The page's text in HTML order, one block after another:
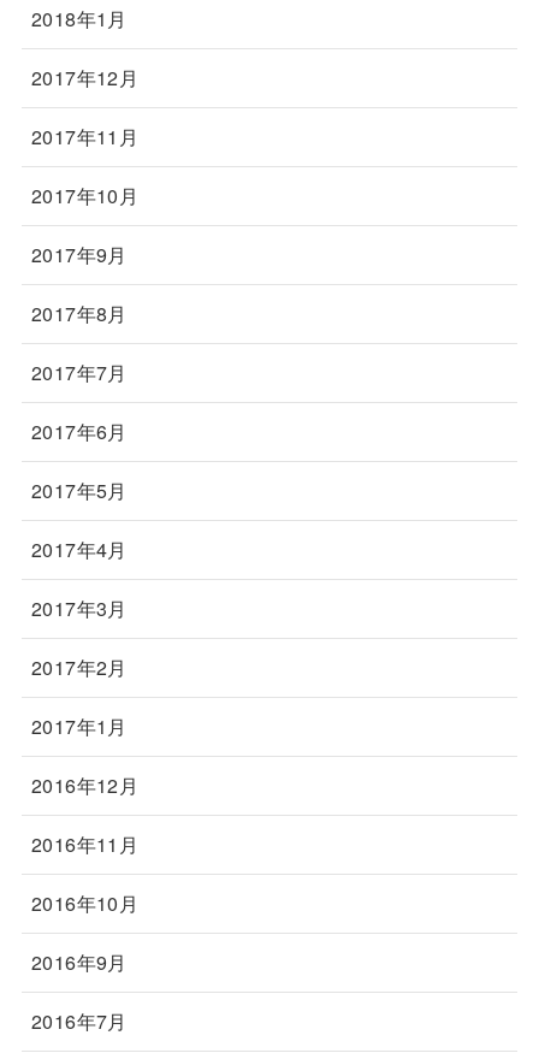
2018年1月
2017年12月
2017年11月
2017年10月
2017年9月
2017年8月
2017年7月
2017年6月
2017年5月
2017年4月
2017年3月
2017年2月
2017年1月
2016年12月
2016年11月
2016年10月
2016年9月
2016年7月